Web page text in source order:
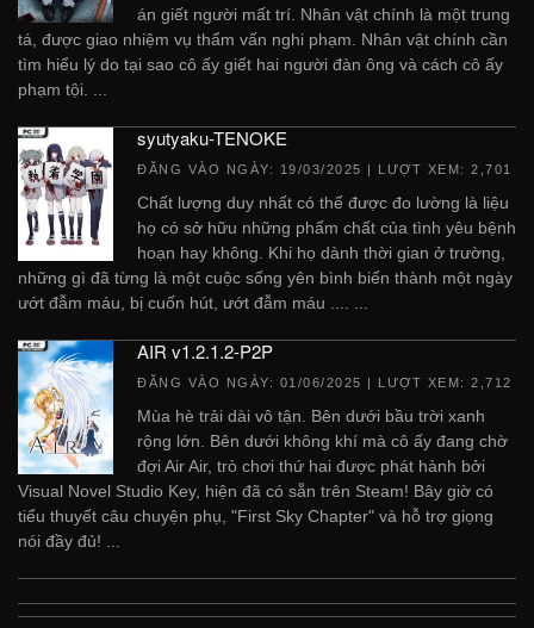
án giết người mất trí. Nhân vật chính là một trung
tá, được giao nhiệm vụ thẩm vấn nghi phạm. Nhân vật chính cần
tìm hiểu lý do tại sao cô ấy giết hai người đàn ông và cách cô ấy
phạm tội. ...
syutyaku-TENOKE
ĐĂNG VÀO NGÀY: 19/03/2025 | LƯỢT XEM: 2,701
Chất lượng duy nhất có thể được đo lường là liệu
họ có sở hữu những phẩm chất của tình yêu bệnh
hoạn hay không. Khi họ dành thời gian ở trường,
những gì đã từng là một cuộc sống yên bình biến thành một ngày
ướt đẫm máu, bị cuốn hút, ướt đẫm máu .... ...
AIR v1.2.1.2-P2P
ĐĂNG VÀO NGÀY: 01/06/2025 | LƯỢT XEM: 2,712
Mùa hè trải dài vô tận. Bên dưới bầu trời xanh
rộng lớn. Bên dưới không khí mà cô ấy đang chờ
đợi Air Air, trò chơi thứ hai được phát hành bởi
Visual Novel Studio Key, hiện đã có sẵn trên Steam! Bây giờ có
tiểu thuyết câu chuyện phụ, "First Sky Chapter" và hỗ trợ giọng
nói đầy đủ! ...